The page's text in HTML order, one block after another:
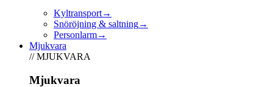
Kyltransport→
Snöröjning & saltning→
Personlarm→
Mjukvara
// MJUKVARA
Mjukvara